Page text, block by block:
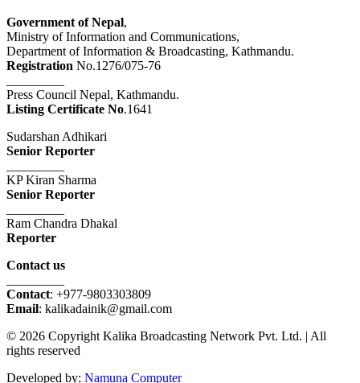
Government of Nepal,
Ministry of Information and Communications,
Department of Information & Broadcasting, Kathmandu.
Registration No.1276/075-76
Press Council Nepal, Kathmandu.
Listing Certificate No.1641
Sudarshan Adhikari
Senior Reporter
KP Kiran Sharma
Senior Reporter
Ram Chandra Dhakal
Reporter
Contact us
Contact: +977-9803303809
Email: kalikadainik@gmail.com
© 2026 Copyright Kalika Broadcasting Network Pvt. Ltd. | All
rights reserved
Developed by: Namuna Computer